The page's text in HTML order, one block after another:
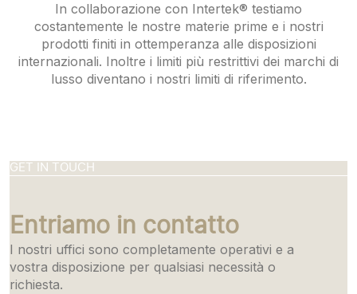
In collaborazione con Intertek® testiamo
costantemente le nostre materie prime e i nostri
prodotti finiti in ottemperanza alle disposizioni
internazionali. Inoltre i limiti più restrittivi dei marchi di
lusso diventano i nostri limiti di riferimento.
GET IN TOUCH
Entriamo in contatto
I nostri uffici sono completamente operativi e a
vostra disposizione per qualsiasi necessità o
richiesta.